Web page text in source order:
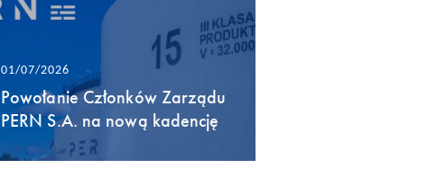
01/07/2026
Powołanie Członków Zarządu
PERN S.A. na nową kadencję